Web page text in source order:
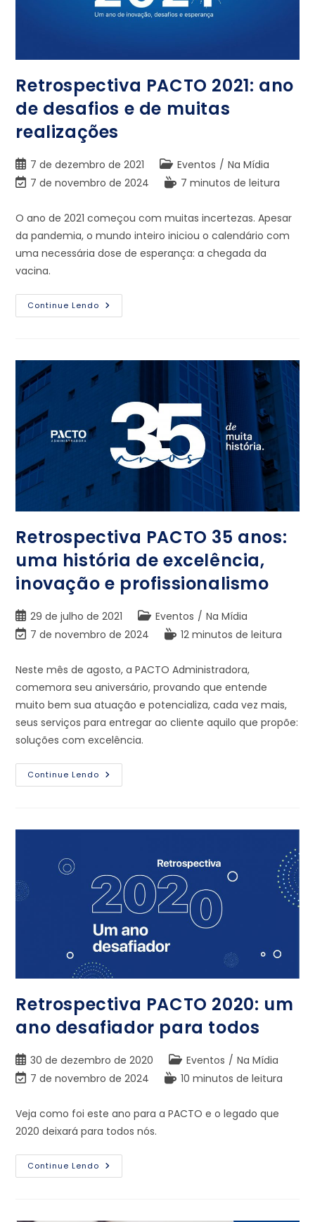
Retrospectiva PACTO 2021: ano
de desafios e de muitas
realizações
7 de dezembro de 2021 Eventos / Na Mídia
7 de novembro de 2024
7 minutos de leitura
O ano de 2021 começou com muitas incertezas. Apesar
da pandemia, o mundo inteiro iniciou o calendário com
uma necessária dose de esperança: a chegada da
vacina.
Continue Lendo
Retrospectiva PACTO 35 anos:
uma história de excelência,
inovação e profissionalismo
29 de julho de 2021 Eventos / Na Mídia
7 de novembro de 2024
12 minutos de leitura
Neste mês de agosto, a PACTO Administradora,
comemora seu aniversário, provando que entende
muito bem sua atuação e potencializa, cada vez mais,
seus serviços para entregar ao cliente aquilo que propõe:
soluções com excelência.
Continue Lendo
Retrospectiva PACTO 2020: um
ano desafiador para todos
30 de dezembro de 2020 Eventos / Na Mídia
7 de novembro de 2024
10 minutos de leitura
Veja como foi este ano para a PACTO e o legado que
2020 deixará para todos nós.
Continue Lendo